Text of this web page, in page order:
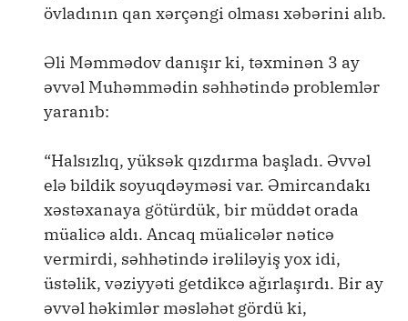
övladının qan xərçəngi olması xəbərini alıb.
Əli Məmmədov danışır ki, təxminən 3 ay
əvvəl Muhəmmədin səhhətində problemlər
yaranıb:
“Halsızlıq, yüksək qızdırma başladı. Əvvəl
elə bildik soyuqdəyməsi var. Əmircandakı
xəstəxanaya götürdük, bir müddət orada
müalicə aldı. Ancaq müalicələr nəticə
vermirdi, səhhətində irəliləyiş yox idi,
üstəlik, vəziyyəti getdikcə ağırlaşırdı. Bir ay
əvvəl həkimlər məsləhət gördü ki,